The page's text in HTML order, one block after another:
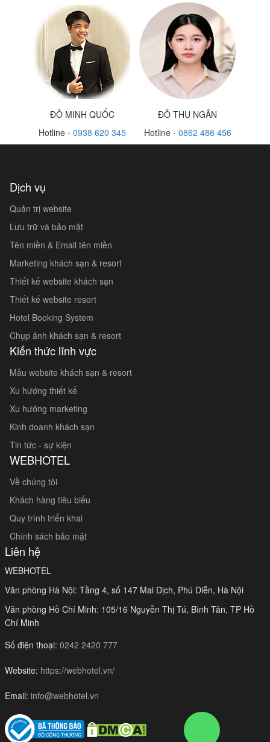
ĐỖ MINH QUỐC
Hotline - 0938 620 345
ĐỖ THU NGÂN
Hotline - 0862 486 456
Dịch vụ
Quản trị website
Lưu trữ và bảo mật
Tên miền & Email tên miền
Marketing khách sạn & resort
Thiết kế website khách sạn
Thiết kế website resort
Hotel Booking System
Chụp ảnh khách sạn & resort
Kiến thức lĩnh vực
Mẫu website khách sạn & resort
Xu hướng thiết kế
Xu hướng marketing
Kinh doanh khách sạn
Tin tức - sự kiện
WEBHOTEL
Về chúng tôi
Khách hàng tiêu biểu
Quy trình triển khai
Chính sách bảo mật
Liên hệ
WEBHOTEL
Văn phòng Hà Nội: Tầng 4, số 147 Mai Dịch, Phú Diễn, Hà Nội
Văn phòng Hồ Chí Minh: 105/16 Nguyễn Thị Tú, Bình Tân, TP Hồ
Chí Minh
Số điện thoại: 0242 2420 777
Website: https://webhotel.vn/
Email: info@webhotel.vn